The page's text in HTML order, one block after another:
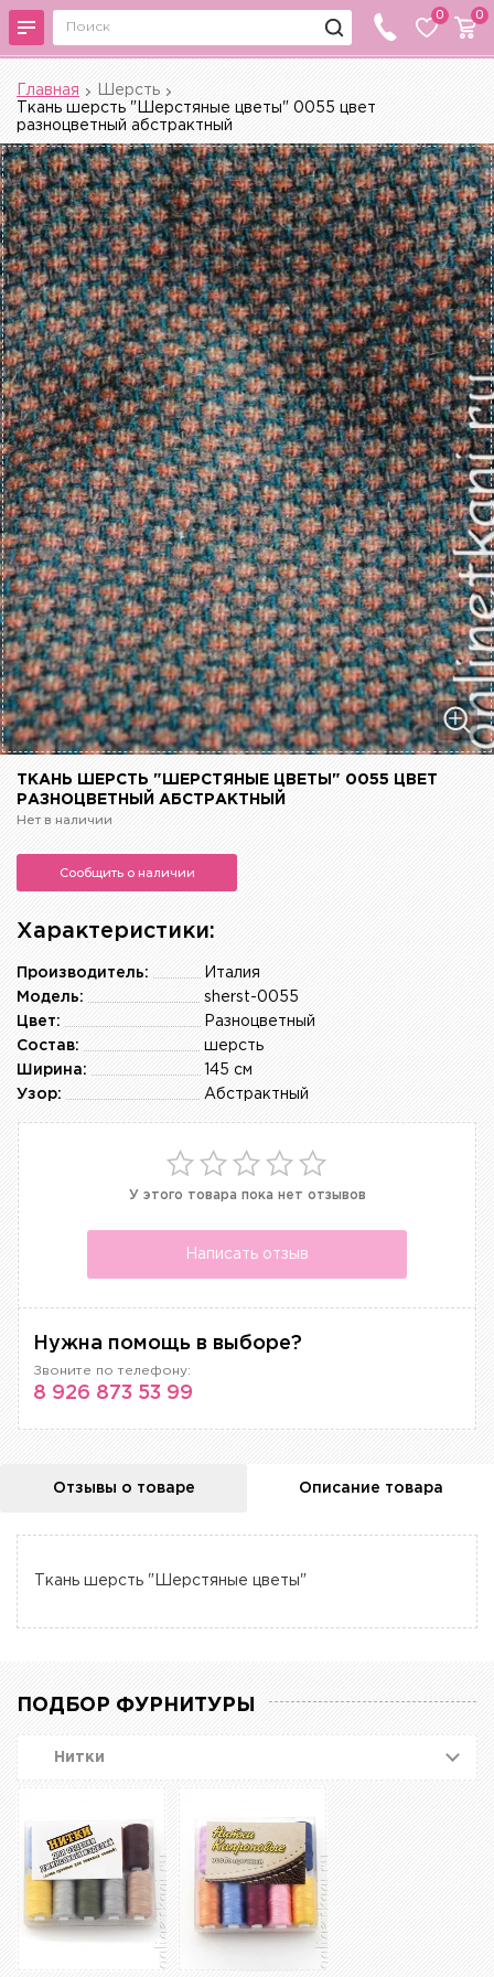
0 0
Главная
Шерсть
Ткань шерсть "Шерстяные цветы" 0055 цвет
разноцветный абстрактный
ТКАНЬ ШЕРСТЬ "ШЕРСТЯНЫЕ ЦВЕТЫ" 0055 ЦВЕТ
РАЗНОЦВЕТНЫЙ АБСТРАКТНЫЙ
Нет в наличии
Сообщить о наличии
Характеристики:
Италия
Производитель:
sherst-0055
Модель:
Разноцветный
Цвет:
шерсть
Состав:
145 см
Ширина:
Абстрактный
Узор:
У этого товара пока нет отзывов
Написать отзыв
Нужна помощь в выборе?
Звоните по телефону:
8 926 873 53 99
Отзывы о товаре Описание товара
Ткань шерсть "Шерстяные цветы"
ПОДБОР ФУРНИТУРЫ
Нитки